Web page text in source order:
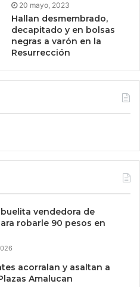
20 mayo, 2023
Hallan desmembrado,
decapitado y en bolsas
negras a varón en la
Resurrección
vendedora de
robarle 90 pesos en
acorralan y asaltan a
Amalucan